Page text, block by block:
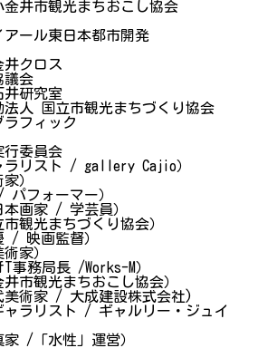
井市観光まちおこし協会
ル東日本都市開発
クロス
会
研究室
国立市観光まちづくり協会
フィック
行委員会
スト / gallery Cajio）
）
ォーマー）
家 / 学芸員）
光まちづくり協会）
画監督）
家）
局長 /Works-M）
観光まちおこし協会）
家 / 大成建設株式会社)
リスト / ギャルリー・ジュイ
/「水性」運営）